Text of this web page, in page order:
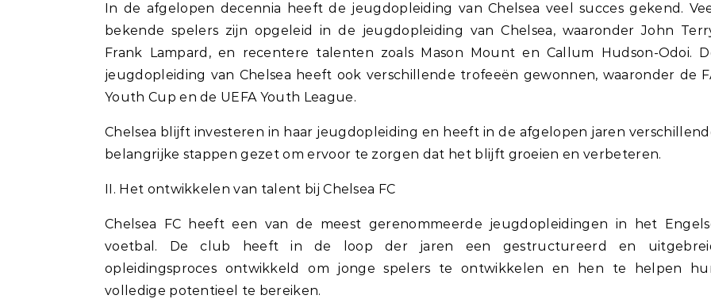
In de afgelopen decennia heeft de jeugdopleiding van Chelsea veel succes gekend.
bekende spelers zijn opgeleid in de jeugdopleiding van Chelsea, waaronder John
Frank Lampard, en recentere talenten zoals Mason Mount en Callum Hudson-Odoi.
jeugdopleiding van Chelsea heeft ook verschillende trofeeën gewonnen, waaronder de
Youth Cup en de UEFA Youth League.
Chelsea blijft investeren in haar jeugdopleiding en heeft in de afgelopen jaren
belangrijke stappen gezet om ervoor te zorgen dat het blijft groeien en verbeteren.
II. Het ontwikkelen van talent bij Chelsea FC
Chelsea FC heeft een van de meest gerenommeerde jeugdopleidingen in het
voetbal. De club heeft in de loop der jaren een gestructureerd en
opleidingsproces ontwikkeld om jonge spelers te ontwikkelen en hen te helpen
volledige potentieel te bereiken.